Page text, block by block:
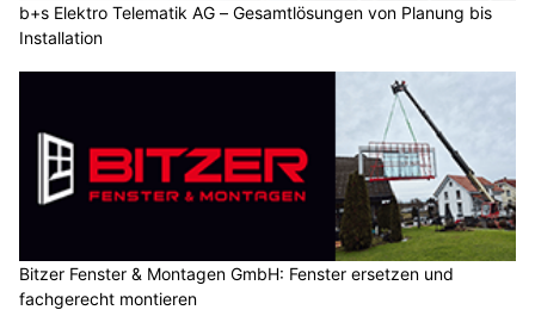
b+s Elektro Telematik AG – Gesamtlösungen von Planung bis
Installation
Bitzer Fenster & Montagen GmbH: Fenster ersetzen und
fachgerecht montieren